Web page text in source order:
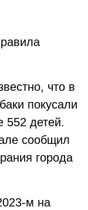
что в
покусали
552 детей.
сообщил
города
м на